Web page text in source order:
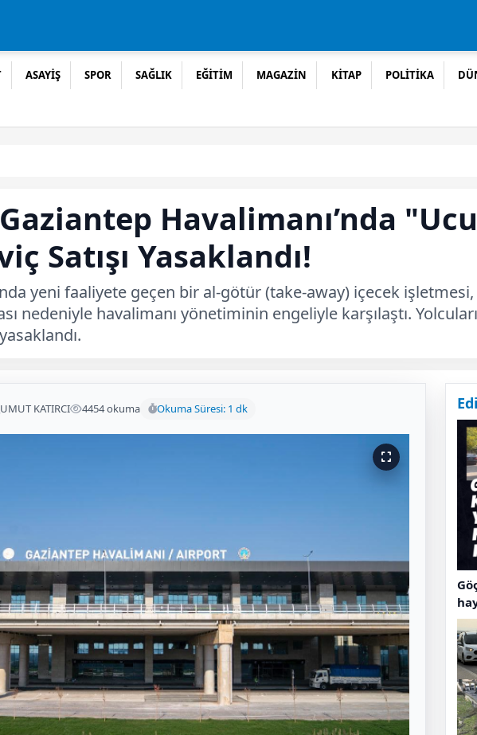
ASAYİŞ SPOR SAĞLIK EĞİTİM MAGAZİN KİTAP POLİTİKA
Gaziantep Havalimanı’nda
Satışı Yasaklandı!
yeni faaliyete geçen bir al-götür (take-away) içecek işletmesi,
nedeniyle havalimanı yönetiminin engeliyle karşılaştı.
UMUT KATIRCI 4454 okuma Okuma Süresi: 1 dk